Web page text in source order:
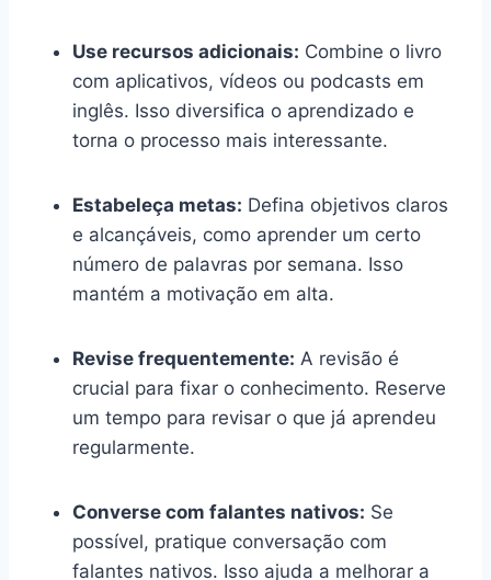
Use recursos adicionais: Combine o livro
com aplicativos, vídeos ou podcasts em
inglês. Isso diversifica o aprendizado e
torna o processo mais interessante.
Estabeleça metas: Defina objetivos claros
e alcançáveis, como aprender um certo
número de palavras por semana. Isso
mantém a motivação em alta.
Revise frequentemente: A revisão é
crucial para fixar o conhecimento. Reserve
um tempo para revisar o que já aprendeu
regularmente.
Converse com falantes nativos: Se
possível, pratique conversação com
falantes nativos. Isso ajuda a melhorar a